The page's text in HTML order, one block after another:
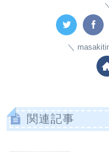
関連記事